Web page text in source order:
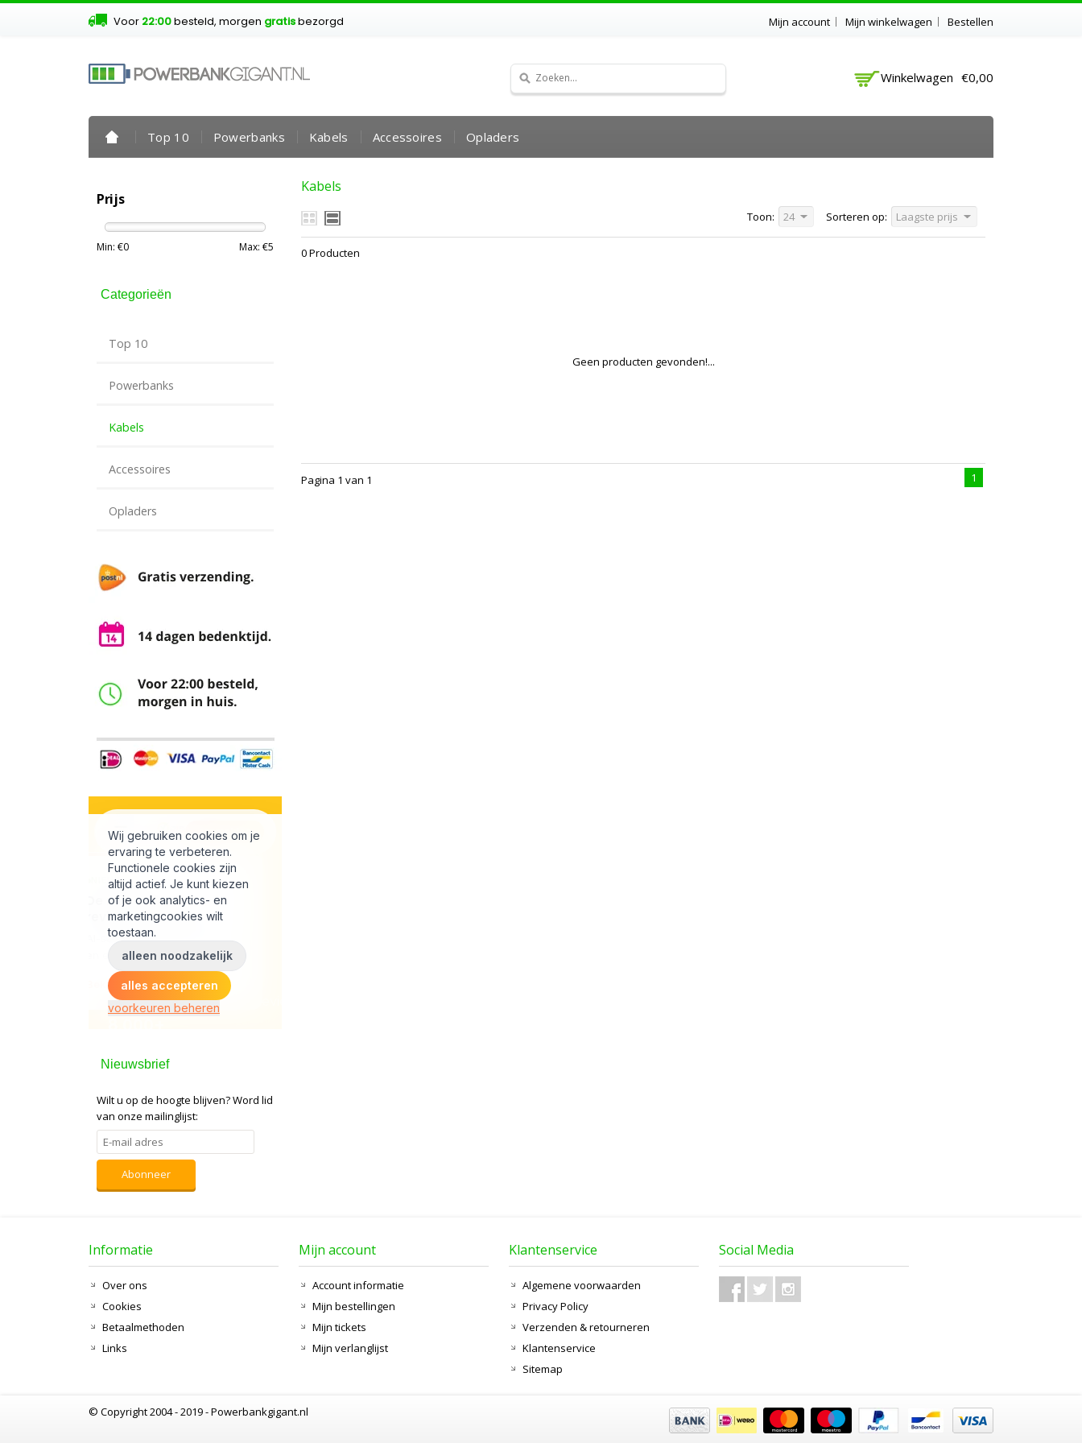
Voor 22:00besteld, morgen gratisbezorgd Mijn account Mijn winkelwagen Bestellen
Winkelwagen €0,00
Top 10 Powerbanks Kabels Accessoires Opladers
Kabels
Sorteren op: Laagste prijs
Toon: 24
0 Producten
Geen producten gevonden!...
Pagina 1 van 1 1
Prijs
Min: €0 Max: €5
Categorieën
Top 10
Powerbanks
Kabels
Accessoires
Opladers
Nieuwsbrief
Wilt u op de hoogte blijven?Word lid
van onze mailinglijst:
Abonneer
Informatie
Over ons
Cookies
Betaalmethoden
Links
Mijn account
Account informatie
Mijn bestellingen
Mijn tickets
Mijn verlanglijst
Klantenservice
Algemene voorwaarden
Privacy Policy
Verzenden & retourneren
Klantenservice
Sitemap
Social Media
© Copyright 2004 - 2019 - Powerbankgigant.nl